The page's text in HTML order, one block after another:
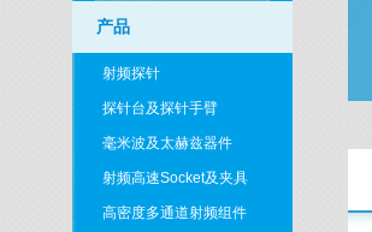
产品
射频探针
探针台及探针手臂
毫米波及太赫兹器件
射频高速Socket及夹具
高密度多通道射频组件